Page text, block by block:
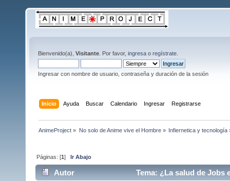
Bienvenido(a), Visitante . Por favor, ingresa o regístrate
Ingresar con nombre de usuario, contraseña y duración de la sesión
Inicio Ayuda Buscar Calendario Ingresar Registrarse
AnimeProject » No solo de Anime vive el Hombre» Infiernetica y tecnología
Páginas: [1]Ir Abajo
Autor Tema: ¿La salud de Jobs